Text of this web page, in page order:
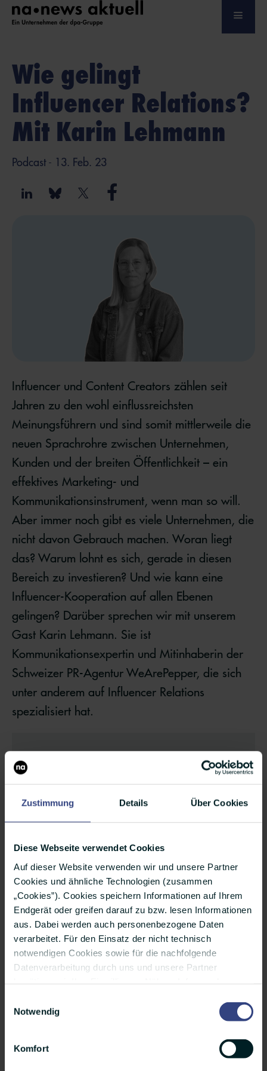
Zustimmung Details Über Cookies
Diese Webseite verwendet Cookies
Auf dieser Website verwenden wir und unsere Partner
Cookies und ähnliche Technologien (zusammen
„Cookies”). Cookies speichern Informationen auf Ihrem
Endgerät oder greifen darauf zu bzw. lesen Informationen
aus. Dabei werden auch personenbezogene Daten
verarbeitet. Für den Einsatz der nicht technisch
notwendigen Cookies sowie für die nachfolgende
Datenverarbeitung durch uns und unsere Partner
Partnern und einer möglichen Datenübermittlung in
Länder außerhalb der Europäischen Union finden Sie
unter „Details”. Ihre Auswahl können Sie jederzeit über
das kleine Icon unten auf der Website widerrufen oder
Notwendig
Komfort
Wie gelingt
Influencer Relations?
Mit Karin Lehmann
Podcast- 13. Feb. 23
Influencer und Content Creators zählen seit
Jahren zu den wohl einflussreichsten
Meinungsführern und sind somit mittlerweile die
neuen Sprachrohre zwischen Unternehmen,
Kunden und der breiten Öffentlichkeit – ein
effektives Marketing- und
Kommunikationsinstrument, wenn man so will.
Aber immer noch gibt es viele Unternehmen, die
nicht davon Gebrauch machen. Woran liegt
das? Warum lohnt es sich, gerade in diesen
Bereich zu investieren? Und wie kann eine
Influencer-Kooperation auf allen Ebenen
gelingen? Darüber sprechen wir mit unserem
Gast Karin Lehmann. Sie ist
Kommunikationsexpertin und Mitinhaberin der
Schweizer PR-Agentur WeArePepper, die sich
unter anderem auf Influencer Relations
spezialisiert hat.
Karin Lehmann im Web